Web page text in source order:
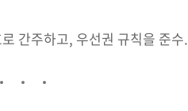
간주하고, 우선권 규칙을 준수.